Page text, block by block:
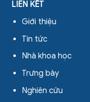
LIÊN KẾT
Giới thiệu
Tin tức
Nhà khoa học
Trưng bày
Nghiên cứu